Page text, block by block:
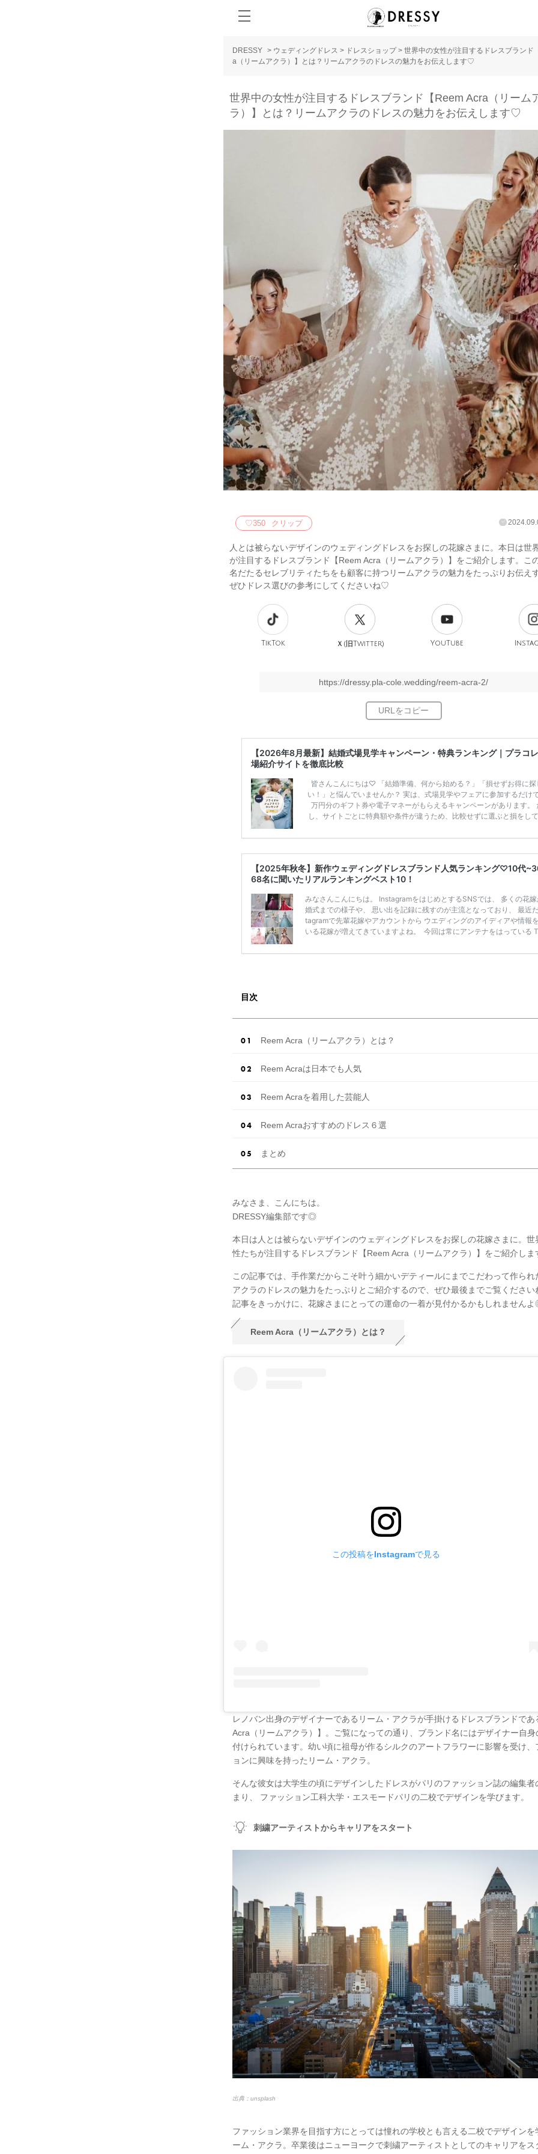
DRESSY > ウェディングドレス > ドレスショップ> 世界中の女性が注目するドレスブランド
a（リームアクラ）】とは？リームアクラのドレスの魅力をお伝えします♡
世界中の女性が注目するドレスブランド【Reem Acra（リーム
ラ）】とは？リームアクラのドレスの魅力をお伝えします♡
♡350 クリップ
人とは被らないデザインのウェディングドレスをお探しの花嫁さまに。本日は世
が注目するドレスブランド【Reem Acra（リームアクラ）】をご紹介します。こ
名だたるセレブリティたちをも顧客に持つリームアクラの魅力をたっぷりお伝え
ぜひドレス選びの参考にしてくださいね♡
TikTok Ｘ(旧Twitter) YouTube
https://dressy.pla-cole.wedding/reem-acra-2/
【2026年8月最新】結婚式場見学キャンペーン・特典ランキング｜プラコ
場紹介サイトを徹底比較
皆さんこんにちは♡ 「結婚準備、何から始める？」「損せずお得に探
い！」と悩んでいませんか？ 実は、式場見学やフェアに参加するだけ
万円分のギフト券や電子マネーがもらえるキャンペーンがあります。
し、サイトごとに特典額や条件が違うため、比較せずに選ぶと損をし
ンペーン特典ランキングを公開！ 比較サイト：プラコレ、ゼクシィ、
補を絞れる「ウェディング診断」か、体験型 […]続きを読む
【2025年秋冬】新作ウェディングドレスブランド人気ランキング♡10代
68名に聞いたリアルランキングベスト10！
みなさんこんにちは。 InstagramをはじめとするSNSでは、 多くの花
婚式までの様子や、 思い出を記録に残すのが主流となっており、 最近
tagramで先輩花嫁やアカウントから ウエディングのアイディアや情報
いる花嫁が増えてきていますよね。 ​ 今回は常にアンテナをはっている
票に参加しました。 こちらの記事では集計結果をリアルなランキング
目次
Reem Acra（リームアクラ）とは？
Reem Acraは日本でも人気
Reem Acraを着用した芸能人
Reem Acraおすすめのドレス６選
まとめ
みなさま、こんにちは。
DRESSY編集部です◎
本日は人とは被らないデザインのウェディングドレスをお探しの花嫁さまに。世
性たちが注目するドレスブランド【Reem Acra（リームアクラ）】をご紹介しま
この記事では、手作業だからこそ叶う細かいデティールにまでこだわって作られ
アクラのドレスの魅力をたっぷりとご紹介するので、ぜひ最後までご覧ください
記事をきっかけに、花嫁さまにとっての運命の一着が見付かるかもしれません
Reem Acra（リームアクラ）とは？
この投稿をInstagramで見る
レノバン出身のデザイナーであるリーム・アクラが手掛けるドレスブランドであ
Acra（リームアクラ）】。ご覧になっての通り、ブランド名にはデザイナー自身
付けられています。幼い頃に祖母が作るシルクのアートフラワーに影響を受け、
ョンに興味を持ったリーム・アクラ。
そんな彼女は大学生の頃にデザインしたドレスがパリのファッション誌の編集者
まり、 ファッション工科大学・エスモードパリの二校でデザインを学びます。
刺繍アーティストからキャリアをスタート
出典：unsplash
ファッション業界を目指す方にとっては憧れの学校とも言える二校でデザインを
ーム・アクラ。卒業後はニューヨークで刺繍アーティストとしてのキャリアをス